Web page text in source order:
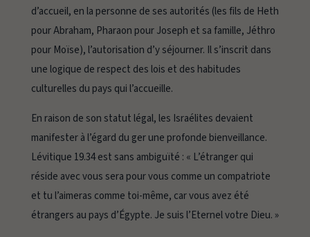
d’accueil, en la personne de ses autorités (les fils de Heth
pour Abraham, Pharaon pour Joseph et sa famille, Jéthro
pour Moïse), l’autorisation d’y séjourner. Il s’inscrit dans
une logique de respect des lois et des habitudes
culturelles du pays qui l’accueille.
En raison de son statut légal, les Israélites devaient
manifester à l’égard du gerune profonde bienveillance.
Lévitique 19.34 est sans ambiguïté : « L’étranger qui
réside avec vous sera pour vous comme un compatriote
et tu l’aimeras comme toi-même, car vous avez été
étrangers au pays d’Égypte. Je suis l’Eternel votre Dieu. »